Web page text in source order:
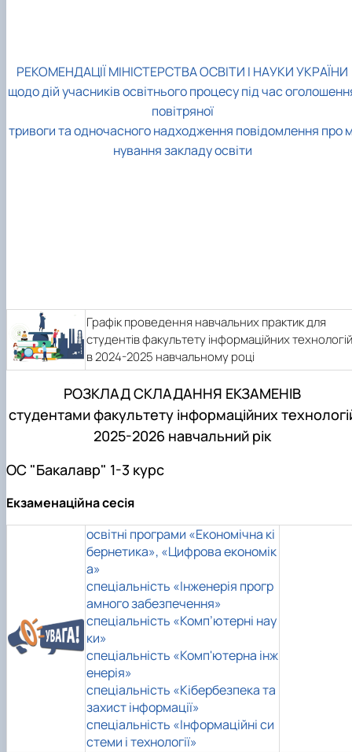
РЕКОМЕНДАЦІЇ МІНІСТЕРСТВА ОСВІТИ І НАУКИ УКРАЇНИ
щодо дій учасників освітнього процесу під час
повітряної
тривоги та одночасного надходження повідомлення про
нування закладу освіти
Графік проведення навчальних практик для
студентів факультету інформаційних технологій
в 2024-2025 навчальному році
РОЗКЛАД СКЛАДАННЯ ЕКЗАМЕНІВ
студентами факультету інформаційних
2025-2026 навчальний рік
ОС "Бакалавр" 1-3 курс
Екзаменаційна сесія
освітні програми «Економічна кі
бернетика», «Цифрова економік
а»
спеціальність «Інженерія прогр
амного забезпечення»
спеціальність «Комп’ютерні нау
ки»
спеціальність «Комп'ютерна інж
енерія»
спеціальність «Кібербезпека та
захист інформації»
спеціальність «Інформаційні си
стеми і технології»